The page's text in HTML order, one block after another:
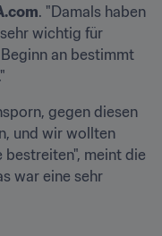
. "Damals haben
wichtig für
an bestimmt
gegen diesen
und wir wollten
meint die
war eine sehr